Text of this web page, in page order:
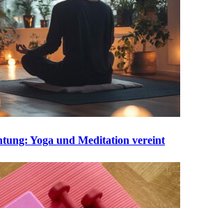
Yoga und Meditation vereint